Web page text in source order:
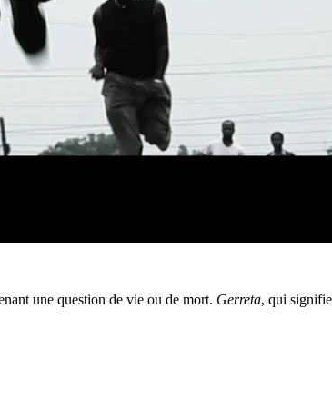
une question de vie ou de mort. Gerreta, qui